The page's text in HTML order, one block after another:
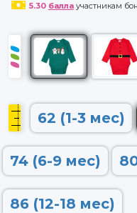
5.30 баллаучастникам
62 (1-3 мес)
74 (6-9 мес)
86 (12-18 мес)